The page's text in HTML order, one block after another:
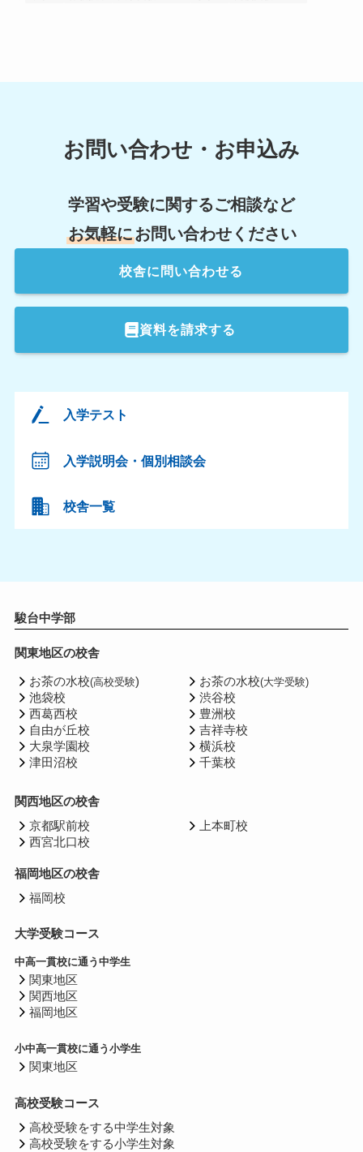
お問い合わせ・お申込み
学習や受験に関するご相談など
お気軽にお問い合わせください
校舎に問い合わせる
資料を請求する
入学テスト
入学説明会・個別相談会
校舎一覧
駿台中学部
関東地区の校舎
お茶の水校(高校受験)
池袋校
西葛西校
自由が丘校
大泉学園校
津田沼校
お茶の水校(大学受験)
渋谷校
豊洲校
吉祥寺校
横浜校
千葉校
関西地区の校舎
京都駅前校
西宮北口校
上本町校
福岡地区の校舎
福岡校
大学受験コース
中高一貫校に通う中学生
関東地区
関西地区
福岡地区
小中高一貫校に通う小学生
関東地区
高校受験コース
高校受験をする中学生対象
高校受験をする小学生対象